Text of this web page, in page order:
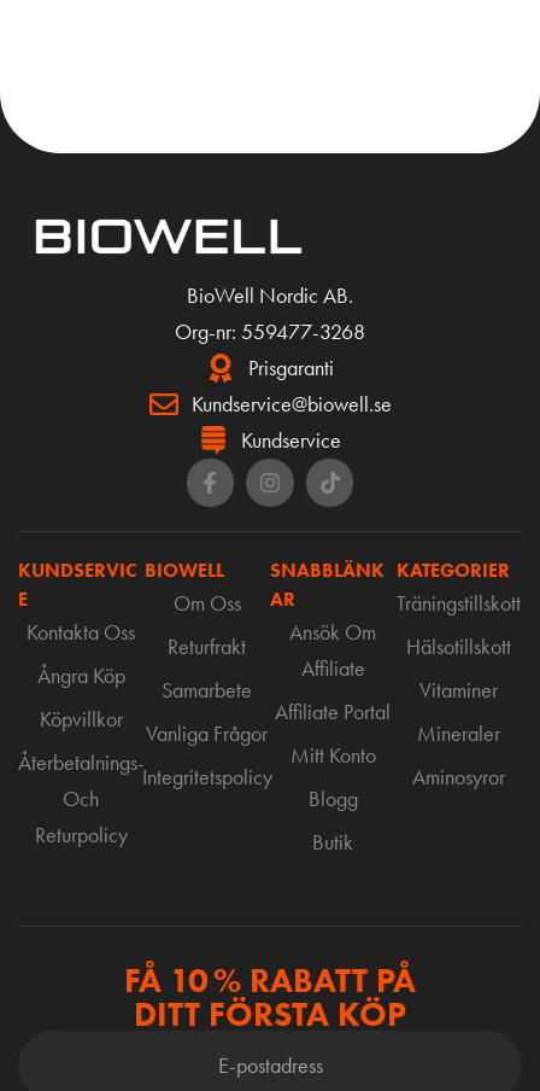
BioWell Nordic AB.
Org-nr: 559477-3268
Prisgaranti
Kundservice@biowell.se
Kundservice
KUNDSERVIC
E
Kontakta Oss
Ångra Köp
Köpvillkor
Återbetalnings-
Och
Returpolicy
BIOWELL
Om Oss
Returfrakt
Samarbete
Vanliga Frågor
Integritetspolicy
SNABBLÄNK
AR
Ansök Om
Affiliate
Affiliate Portal
Mitt Konto
Blogg
Butik
KATEGORIER
Träningstillskott
Hälsotillskott
Vitaminer
Mineraler
Aminosyror
FÅ 10 % RABATT PÅ
DITT FÖRSTA KÖP